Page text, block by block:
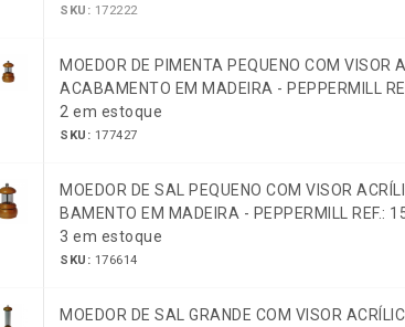
SKU: 172222
MOEDOR DE PIMENTA PEQUENO COM VISOR
ACABAMENTO EM MADEIRA - PEPPERMILL
2 em estoque
SKU: 177427
MOEDOR DE SAL PEQUENO COM VISOR
BAMENTO EM MADEIRA - PEPPERMILL REF.:
3 em estoque
SKU: 176614
MOEDOR DE SAL GRANDE COM VISOR